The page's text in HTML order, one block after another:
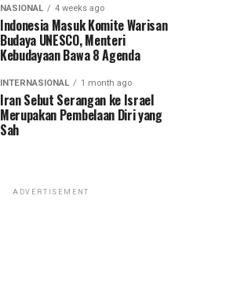
NASIONAL 4 weeks ago
Indonesia Masuk Komite Warisan
Budaya UNESCO, Menteri
Kebudayaan Bawa 8 Agenda
INTERNASIONAL 1 month ago
Iran Sebut Serangan ke Israel
Merupakan Pembelaan Diri yang
Sah
ADVERTISEMENT